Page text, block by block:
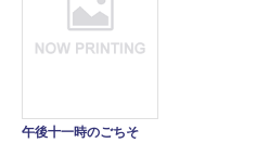
午後十一時のごちそ